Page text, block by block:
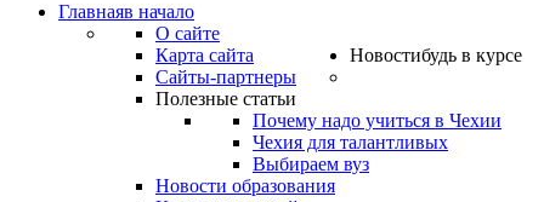
Главнаяв начало
О сайте
Карта сайта
Сайты-партнеры
Новостибудь в курсе
Полезные статьи
Почему надо учиться в Чехии
Чехия для талантливых
Выбираем вуз
Новости образования